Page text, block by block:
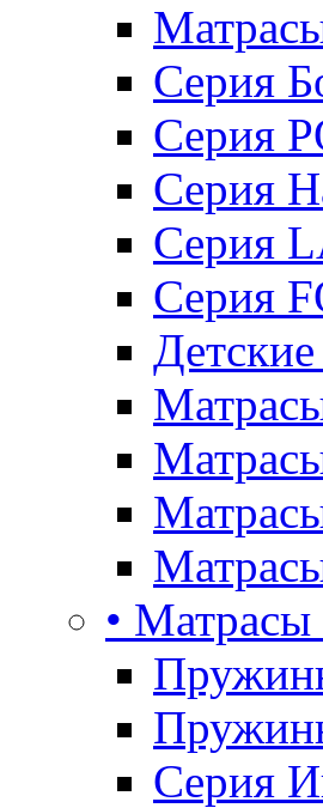
Серия
Серия
Серия
Серия
Серия
•
Серия